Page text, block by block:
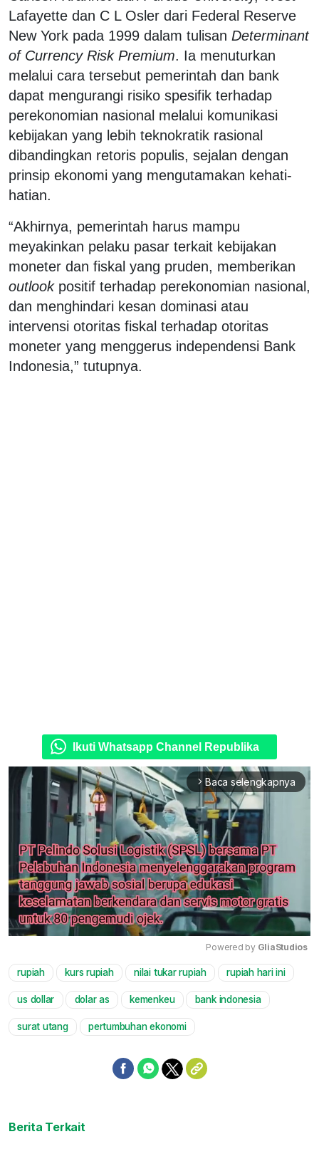
Lafayette dan C L Osler dari Federal Reserve
New York pada 1999 dalam tulisan Determinant
of Currency Risk Premium. Ia menuturkan
melalui cara tersebut pemerintah dan bank
dapat mengurangi risiko spesifik terhadap
perekonomian nasional melalui komunikasi
kebijakan yang lebih teknokratik rasional
dibandingkan retoris populis, sejalan dengan
prinsip ekonomi yang mengutamakan kehati-
hatian.
“Akhirnya, pemerintah harus mampu
meyakinkan pelaku pasar terkait kebijakan
moneter dan fiskal yang pruden, memberikan
outlookpositif terhadap perekonomian nasional,
dan menghindari kesan dominasi atau
intervensi otoritas fiskal terhadap otoritas
moneter yang menggerus independensi Bank
Indonesia,” tutupnya.
Ikuti Whatsapp Channel Republika
arrow_forward_ios Baca selengkapnya
Mute
Powered by GliaStudios
rupiah kurs rupiah nilai tukar rupiah rupiah hari ini
us dollar dolar as kemenkeu bank indonesia
surat utang pertumbuhan ekonomi
Berita Terkait